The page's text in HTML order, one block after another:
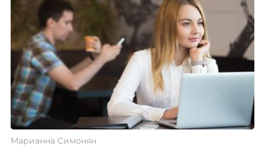
Марианна Симонян